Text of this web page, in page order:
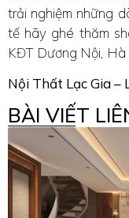
trải nghiệm những
tế hãy ghé thăm
KĐT Dương Nội,
Nội Thất Lạc Gia –
BÀI VIẾT